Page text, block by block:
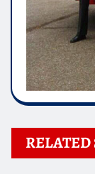
RELATED